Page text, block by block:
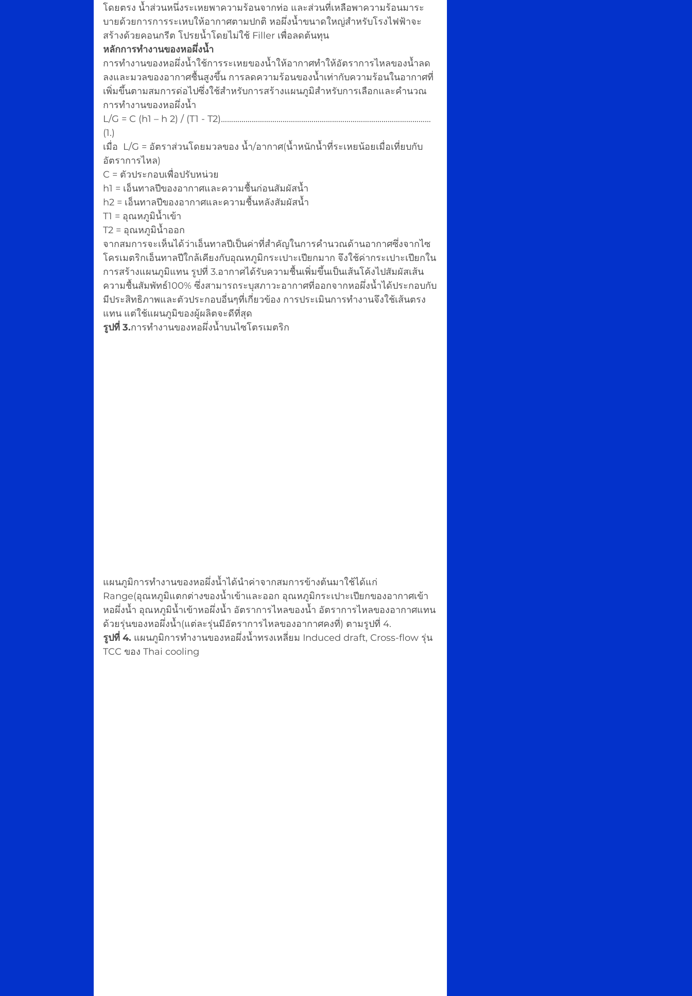
โดยตรง น้ำส่วนหนึ่งระเหยพาความร้อนจากท่อ และส่วนที่เหลือพาความร้อนมาระ
บายด้วยการการระเหบให้อากาศตามปกติ หอผึ่งน้ำขนาดใหญ่สำหรับโรงไฟฟ้าจะ
สร้างด้วยคอนกรีต โปรยน้ำโดยไม่ใช้ Filler เพื่อลดต้นทุน
หลักการทำงานของหอผึ่งน้ำ
การทำงานของหอผึ่งน้ำใช้การระเหยของน้ำให้อากาศทำให้อัตราการไหลของน้ำลด
ลงและมวลของอากาศชื้นสูงขึ้น การลดความร้อนของน้ำเท่ากับความร้อนในอากาศที่
เพิ่มขึ้นตามสมการด่อไปซึ่งใช้สำหรับการสร้างแผนภูมิสำหรับการเลือกและคำนวณ
การทำงานของหอผึ่งน้ำ
L/G = C (h1 – h 2) / (T1 - T2)…………………………………………………………………………………………
(1.)
เมื่อ  L/G = อัตราส่วนโดยมวลของ น้ำ/อากาศ(น้ำหนักน้ำที่ระเหยน้อยเมื่อเที่ยบกับ
อัตราการไหล)
C = ตัวประกอบเพื่อปรับหน่วย
h1 = เอ็นทาลปีของอากาศและความชื้นก่อนสัมผัสน้ำ
h2 = เอ็นทาลปีของอากาศและความชื้นหลังสัมผัสน้ำ
T1 = อุณหภูมิน้ำเข้า
T2 = อุณหภูมิน้ำออก
จากสมการจะเห็นได้ว่าเอ็นทาลปีเป็นค่าที่สำคัญในการคำนวณด้านอากาศซึ่งจากไซ
โครเมตริกเอ็นทาลปีใกล้เคียงกับอุณหภูมิกระเปาะเปียกมาก จึงใช้ค่ากระเปาะเปียกใน
การสร้างแผนภูมิแทน รูปที่ 3.อากาศได้รับความชื้นเพิ่มขึ้นเป็นเส้นโค้งไปสัมผัสเส้น
ความชื้นสัมพัทธ์100% ซึ่งสามารถระบุสภาวะอากาศที่ออกจากหอผึ่งน้ำได้ประกอบกับ
มีประสิทธิภาพและตัวประกอบอี่นๆที่เกี่ยวข้อง การประเมินการทำงานจึงใช้เส้นตรง
แทน แต่ใช้แผนภูมิของผู้ผลิตจะดีที่สุด
รูปที่ 3.การทำงานของหอผึ่งน้ำบนไซโตรเมตริก
แผนภูมิการทำงานของหอผึ่งน้ำได้นำค่าจากสมการข้างต้นมาใช้ได้แก่
Range(อุณหภูมิแตกต่างของน้ำเข้าและออก อุณหภูมิกระเปาะเปียกของอากาศเข้า
หอผึ่งน้ำ อุณหภูมิน้ำเข้าหอผึ่งน้ำ อัตราการไหลของน้ำ อัตราการไหลของอากาศแทน
ด้วยรุ่นของหอผึ่งน้ำ(แต่ละรุ่นมีอัตราการไหลของอากาศคงที่) ตามรูปที่ 4.
รูปที่ 4. แผนภูมิการทำงานของหอผึ่งน้ำทรงเหลี่ยม Induced draft, Cross-flow รุ่น
TCC ของ Thai cooling